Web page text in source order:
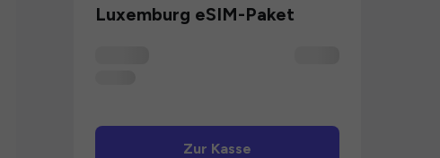
Luxemburg eSIM-Paket
Zur Kasse